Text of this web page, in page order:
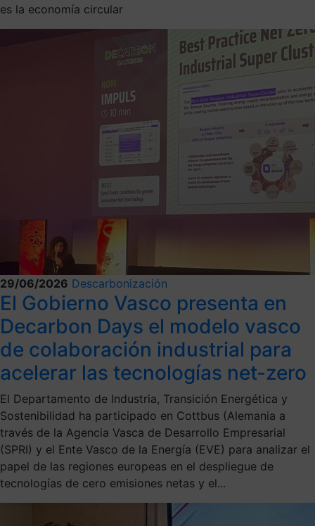
es la economía circular
29/06/2026 Descarbonización
El Gobierno Vasco presenta en
Decarbon Days el modelo vasco
de colaboración industrial para
acelerar las tecnologías net-zero
El Departamento de Industria, Transición Energética y
Sostenibilidad ha participado en Cottbus (Alemania a
través de la Agencia Vasca de Desarrollo Empresarial
(SPRI) y el Ente Vasco de la Energía (EVE) para analizar el
papel de las regiones europeas en el despliegue de
tecnologías de cero emisiones netas y el...